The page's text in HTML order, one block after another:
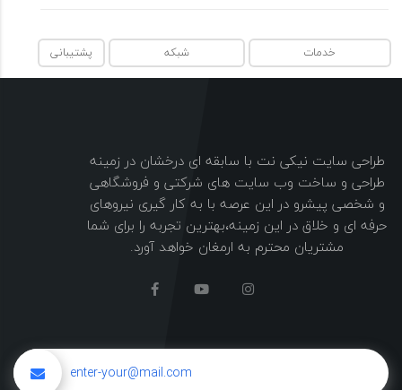
خدمات شبکه پشتیبانی
طراحی سایت نیکی نت با سابقه ای درخشان در زمینه
طراحی و ساخت وب سایت های شرکتی و فروشگاهی
و شخصی پیشرو در این عرصه با به کار گیری نیروهای
حرفه ای و خلاق در این زمینه،بهترین تجربه را برای شما
مشتریان محترم به ارمغان خواهد آورد.